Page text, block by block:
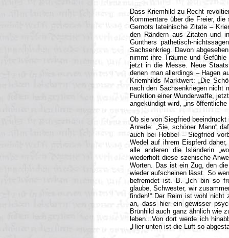
Dass Kriemhild zu Recht
Kommentare über die Freier,
Gernots lateinische Zitate –
den Rändern aus Zitaten und
Gunthers pathetisch-
Sachsenkrieg. Davon
nimmt ihre Träume und
jetzt in die Messe. Neue
denen man allerdings – Hagen
Kriemhilds Marktwert: „Die
nach den Sachsenkriegen nicht
Funktion einer Wunderwaffe,
angekündigt wird, „ins öffentliche
Ob sie von Siegfried
Anrede: „Sie, schöner Mann“
auch bei Hebbel – Siegfried
Wedel auf ihrem Eispferd
alle anderen die Isländerin
wiederholt diese szenische
Worten. Das ist ein Zug, den
wieder aufscheinen lässt. So
befremdet ist. B. „Ich bin so
glaube, Schwester, wir
finden!“ Der Reim ist wohl
an, dass hier ein gewisser
Brünhild auch ganz ähnlich wie
leben...Von dort werde ich
„Hier unten ist die Luft so